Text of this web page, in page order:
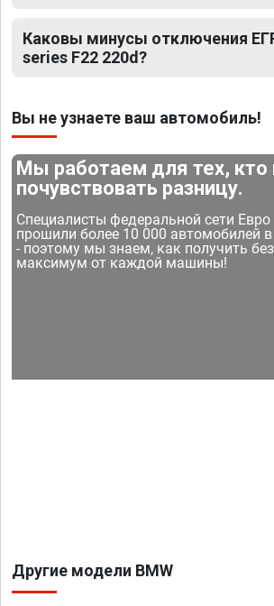
Каковы минусы отключения
series F22 220d?
Вы не узнаете ваш автомобиль!
Мы работаем для тех,
почувствовать разницу.
Специалисты федеральной сети
прошили более 10 000 автомобилей
- поэтому мы знаем, как получить
максимум от каждой машины!
Другие модели BMW